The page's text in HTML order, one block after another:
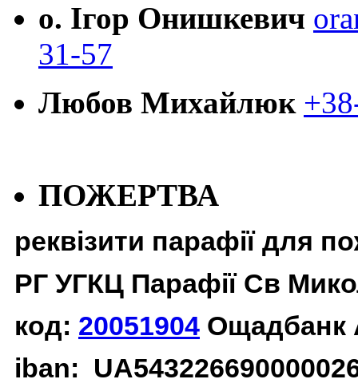
о. Ігор Онишкевич
31-57
Любов Михайлюк
ПОЖЕРТВА
реквізити парафії для
РГ УГКЦ Парафії Св
код: 20051904 Ощадбанк
iban: